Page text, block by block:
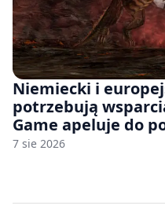
Niemiecki i
potrzebują
Game apeluje do
7 sie 2026